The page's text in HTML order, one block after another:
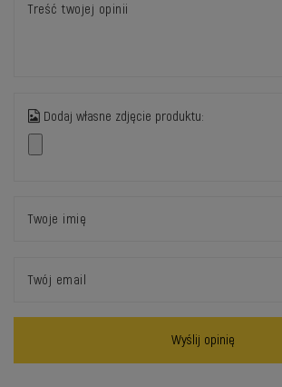
Treść twojej opinii
Dodaj własne zdjęcie produktu:
Twoje imię
Twój email
Wyślij opinię